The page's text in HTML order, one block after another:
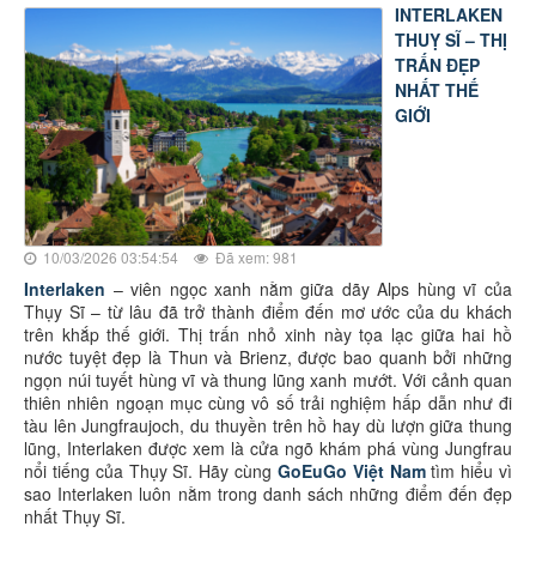
INTERLAKEN
THUỴ SĨ – THỊ
TRẤN ĐẸP
NHẤT THẾ
GIỚI
10/03/2026 03:54:54 Đã xem: 981
Interlaken – viên ngọc xanh nằm giữa dãy Alps hùng vĩ của
Thụy Sĩ – từ lâu đã trở thành điểm đến mơ ước của du khách
trên khắp thế giới. Thị trấn nhỏ xinh này tọa lạc giữa hai hồ
nước tuyệt đẹp là Thun và Brienz, được bao quanh bởi những
ngọn núi tuyết hùng vĩ và thung lũng xanh mướt. Với cảnh quan
thiên nhiên ngoạn mục cùng vô số trải nghiệm hấp dẫn như đi
tàu lên Jungfraujoch, du thuyền trên hồ hay dù lượn giữa thung
lũng, Interlaken được xem là cửa ngõ khám phá vùng Jungfrau
nổi tiếng của Thụy Sĩ. Hãy cùng GoEuGo Việt Namtìm hiểu vì
sao Interlaken luôn nằm trong danh sách những điểm đến đẹp
nhất Thụy Sĩ.